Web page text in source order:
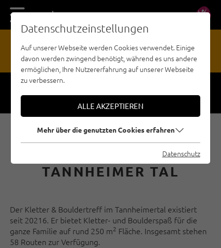
DE EN
GEFAHRENMELDESTELLE
KLETTER- UND
BOULDERTREFF IM
TANNHEIMER TAL
Der Kletter & Bouldertreff im Tannheimertal existiert
seit 20216. Er bietet Kletter- und Boulderspaß für die
ganze Familie auf rund 250 m2 Fläche. Insgesamt stehen
58 Routen zur Verfügung.
Datenschutzeinstellungen
Auf unserer Webseite werden Cookies verwendet. Einige
davon werden zwingend benötigt, während es uns andere
ermöglichen, Ihre Nutzererfahrung auf unserer Webseite
zu verbessern.
ALLE AKZEPTIEREN
Mehr über die genutzten Cookies erfahren
Datenschutz